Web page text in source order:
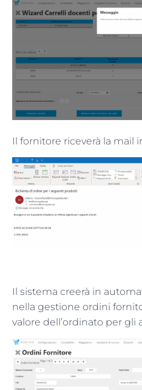
Il fornitore riceverà la mail
Il sistema creerà in
nella gestione ordini
valore dell’ordinato per gli